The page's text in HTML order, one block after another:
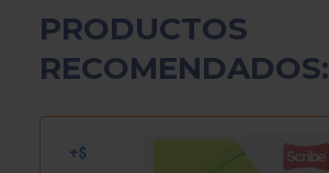
PRODUCTOS
RECOMENDADOS: